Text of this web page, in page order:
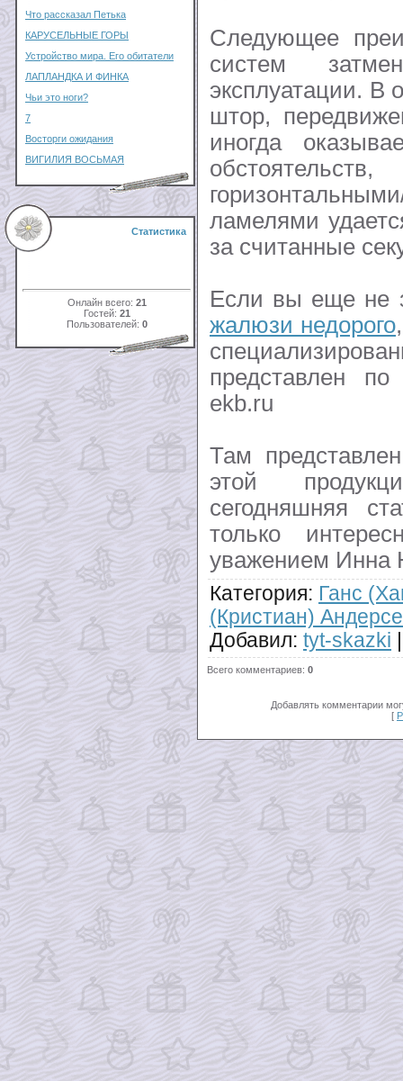
Что рассказал Петька
КАРУСЕЛЬНЫЕ ГОРЫ
Устройство мира. Его обитатели
ЛАПЛАНДКА И ФИНКА
Чьи это ноги?
7
Восторги ожидания
ВИГИЛИЯ ВОСЬМАЯ
Статистика
Онлайн всего: 21
Гостей: 21
Пользователей: 0
Следующее
систем
эксплуатации. В
штор,
иногда
ламелями
за считанные
Если вы еще не
жалюзи недорого
представлен
ekb.ru
Там
этой
сегодняшняя
только
уважением Инна
Категория: Ганс
(Кристиан)
Добавил: tyt-skazki
Всего комментариев: 0
Добавлять комментарии
[